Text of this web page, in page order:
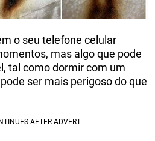
o seu telefone celular
mas algo que pode
tal como dormir com um
ser mais perigoso do que